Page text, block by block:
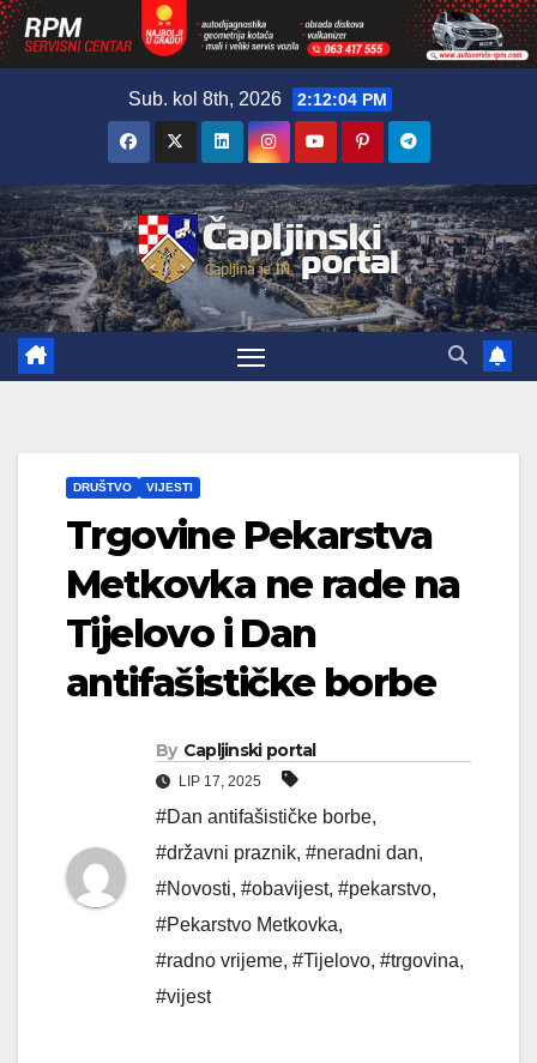
Sub. kol 8th, 2026 2:12:05 PM
DRUŠTVO VIJESTI
Trgovine Pekarstva
Metkovka ne rade na
Tijelovo i Dan
antifašističke borbe
By Capljinski portal
LIP 17, 2025
#Dan antifašističke borbe,
#državni praznik, #neradni dan,
#Novosti, #obavijest, #pekarstvo,
#Pekarstvo Metkovka,
#radno vrijeme, #Tijelovo, #trgovina,
#vijest